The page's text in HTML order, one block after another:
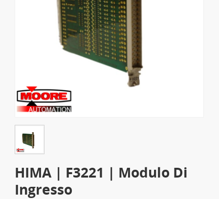
HIMA | F3221 | Modulo Di
Ingresso